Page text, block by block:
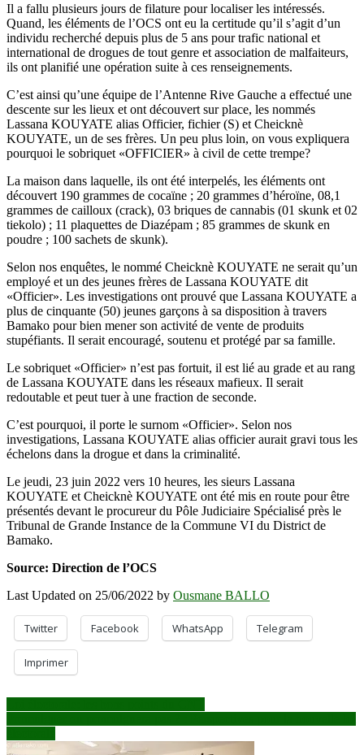
Il a fallu plusieurs jours de filature pour localiser les intéressés.
Quand, les éléments de l’OCS ont eu la certitude qu’il s’agit d’un
individu recherché depuis plus de 5 ans pour trafic national et
international de drogues de tout genre et association de malfaiteurs,
ils ont planifié une opération suite à ces renseignements.
C’est ainsi qu’une équipe de l’Antenne Rive Gauche a effectué une
descente sur les lieux et ont découvert sur place, les nommés
Lassana KOUYATE alias Officier, fichier (S) et Cheicknè
KOUYATE, un de ses frères. Un peu plus loin, on vous expliquera
pourquoi le sobriquet «OFFICIER» à civil de cette trempe?
La maison dans laquelle, ils ont été interpelés, les éléments ont
découvert 190 grammes de cocaïne ; 20 grammes d’héroïne, 08,1
grammes de cailloux (crack), 03 briques de cannabis (01 skunk et 02
tiekolo) ; 11 plaquettes de Diazépam ; 85 grammes de skunk en
poudre ; 100 sachets de skunk).
Selon nos enquêtes, le nommé Cheicknè KOUYATE ne serait qu’un
employé et un des jeunes frères de Lassana KOUYATE dit
«Officier». Les investigations ont prouvé que Lassana KOUYATE a
plus de cinquante (50) jeunes garçons à sa disposition à travers
Bamako pour bien mener son activité de vente de produits
stupéfiants. Il serait encouragé, soutenu et protégé par sa famille.
Le sobriquet «Officier» n’est pas fortuit, il est lié au grade et au rang
de Lassana KOUYATE dans les réseaux mafieux. Il serait
redoutable et peut tuer à une fraction de seconde.
C’est pourquoi, il porte le surnom «Officier». Selon nos
investigations, Lassana KOUYATE alias officier aurait gravi tous les
échelons dans la drogue et dans la criminalité.
Le jeudi, 23 juin 2022 vers 10 heures, les sieurs Lassana
KOUYATE et Cheicknè KOUYATE ont été mis en route pour être
présentés devant le procureur du Pôle Judiciaire Spécialisé près le
Tribunal de Grande Instance de la Commune VI du District de
Bamako.
Source: Direction de l’OCS
Last Updated on 25/06/2022 by Ousmane BALLO
Twitter Facebook WhatsApp Telegram
Imprimer
Navigation
de